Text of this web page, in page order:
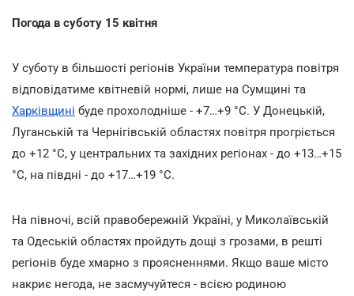
Погода в суботу 15 квітня
У суботу в більшості регіонів України температура повітря
відповідатиме квітневій нормі, лише на Сумщині та
Харківщині буде прохолодніше - +7…+9 °С. У Донецькій,
Луганській та Чернігівській областях повітря прогріється
до +12 °С, у центральних та західних регіонах - до +13…+15
°С, на півдні - до +17…+19 °С.
На півночі, всій правобережній Україні, у Миколаївській
та Одеській областях пройдуть дощі з грозами, в решті
регіонів буде хмарно з проясненнями. Якщо ваше місто
накриє негода, не засмучуйтеся - всією родиною